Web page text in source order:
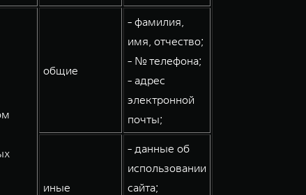
общие
- фамилия,
имя, отчество;
- № телефона;
- адрес
электронной
почты;
иные
- данные об
использовании
сайта;